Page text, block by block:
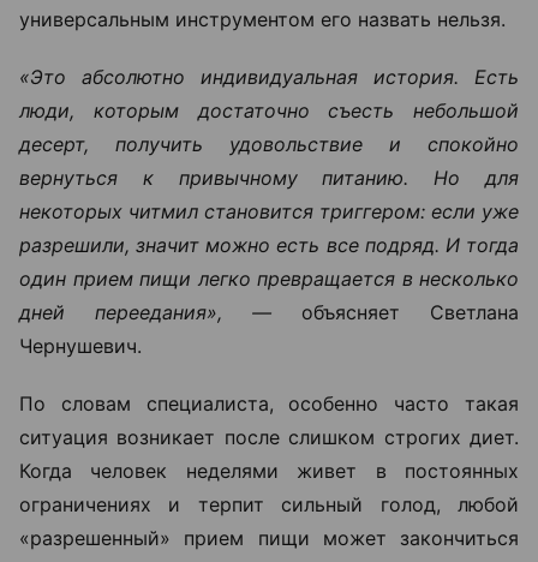
универсальным инструментом его назвать нельзя.
«Это абсолютно индивидуальная история. Есть
люди, которым достаточно съесть небольшой
десерт, получить удовольствие и спокойно
вернуться к привычному питанию. Но для
некоторых читмил становится триггером: если уже
разрешили, значит можно есть все подряд. И тогда
один прием пищи легко превращается в несколько
дней переедания», — объясняет Светлана
Чернушевич.
По словам специалиста, особенно часто такая
ситуация возникает после слишком строгих диет.
Когда человек неделями живет в постоянных
ограничениях и терпит сильный голод, любой
«разрешенный» прием пищи может закончиться